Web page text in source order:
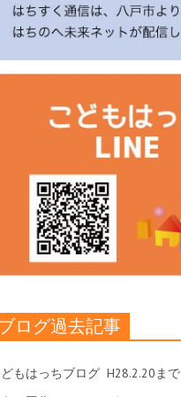
ログ過去記事
もはっちブログ H28.2.20まで